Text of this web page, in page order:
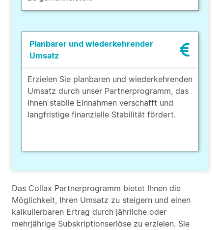
Planbarer und wiederkehrender
Umsatz
Erzielen Sie planbaren und wiederkehrenden
Umsatz durch unser Partnerprogramm, das
Ihnen stabile Einnahmen verschafft und
langfristige finanzielle Stabilität fördert.
Das Collax Partnerprogramm bietet Ihnen die
Möglichkeit, Ihren Umsatz zu steigern und einen
kalkulierbaren Ertrag durch jährliche oder
mehrjährige Subskriptionserlöse zu erzielen. Sie